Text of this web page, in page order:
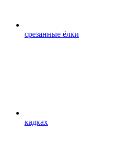
срезанные ёлки
кадках